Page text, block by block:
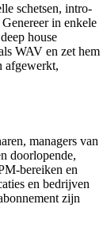
schetsen, intro-
in enkele
house
WAV en zet hem
afgewerkt,
managers van
doorlopende,
bereiken en
en bedrijven
zijn